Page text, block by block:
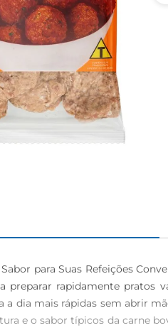
para Suas Refeições
preparar rapidamente
dia mais rápidas sem abrir
e o sabor típicos da carne